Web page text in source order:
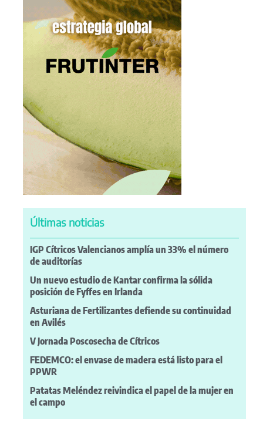
Últimas noticias
IGP Cítricos Valencianos amplía un 33% el número
de auditorías
Un nuevo estudio de Kantar confirma la sólida
posición de Fyffes en Irlanda
Asturiana de Fertilizantes defiende su continuidad
en Avilés
V Jornada Poscosecha de Cítricos
FEDEMCO: el envase de madera está listo para el
PPWR
Patatas Meléndez reivindica el papel de la mujer en
el campo